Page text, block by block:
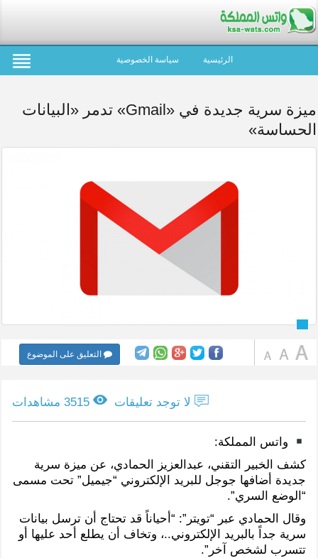
الرئيسية سياسة الخصوصية
ميزة سرية جديدة في «Gmail» تدمر «البيانات
الحساسة»
التعليق على الموضوع
لا توجد تعليقات 3515 مشاهدات
واتس المملكة:
كشف الخبير التقني، عبدالعزيز الحمادي، عن ميزة سرية
جديدة أضافها جوجل للبريد الإلكتروني “جيميل” تحت مسمى
“الوضع السري”.
وقال الحمادي عبر “تويتر”: “أحياناً قد تحتاج أن ترسل بيانات
سرية جداً بالبريد الإلكتروني..، وتخاف أن يطلع أحد عليها أو
تتسرب لشخص آخر”.